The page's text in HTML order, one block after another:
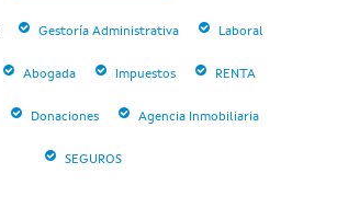
Gestoría Administrativa Laboral
Abogada Impuestos RENTA
Donaciones Agencia Inmobiliaria
SEGUROS